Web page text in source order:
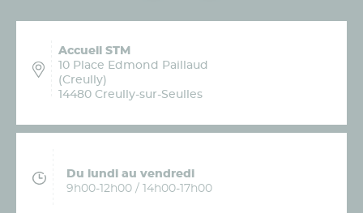
Accueil STM
10 Place Edmond Paillaud
(Creully)
14480 Creully-sur-Seulles
Du lundi au vendredi
9h00-12h00 / 14h00-17h00